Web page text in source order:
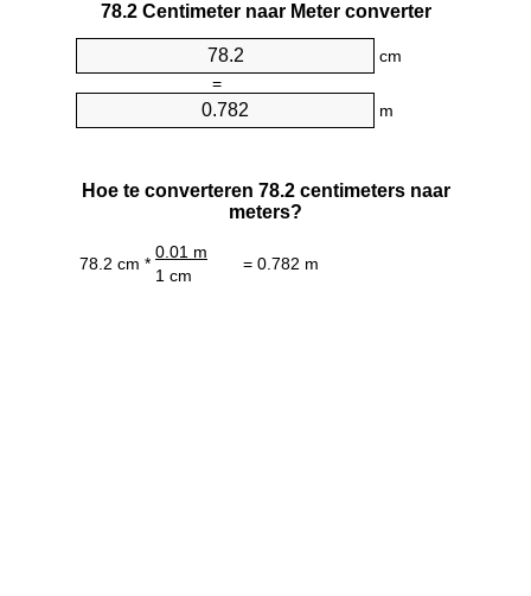
78.2 Centimeter naar Meter converter
cm
=
m
Hoe te converteren 78.2 centimeters naar
meters?
78.2 cm *
0.01 m
= 0.782 m
1 cm